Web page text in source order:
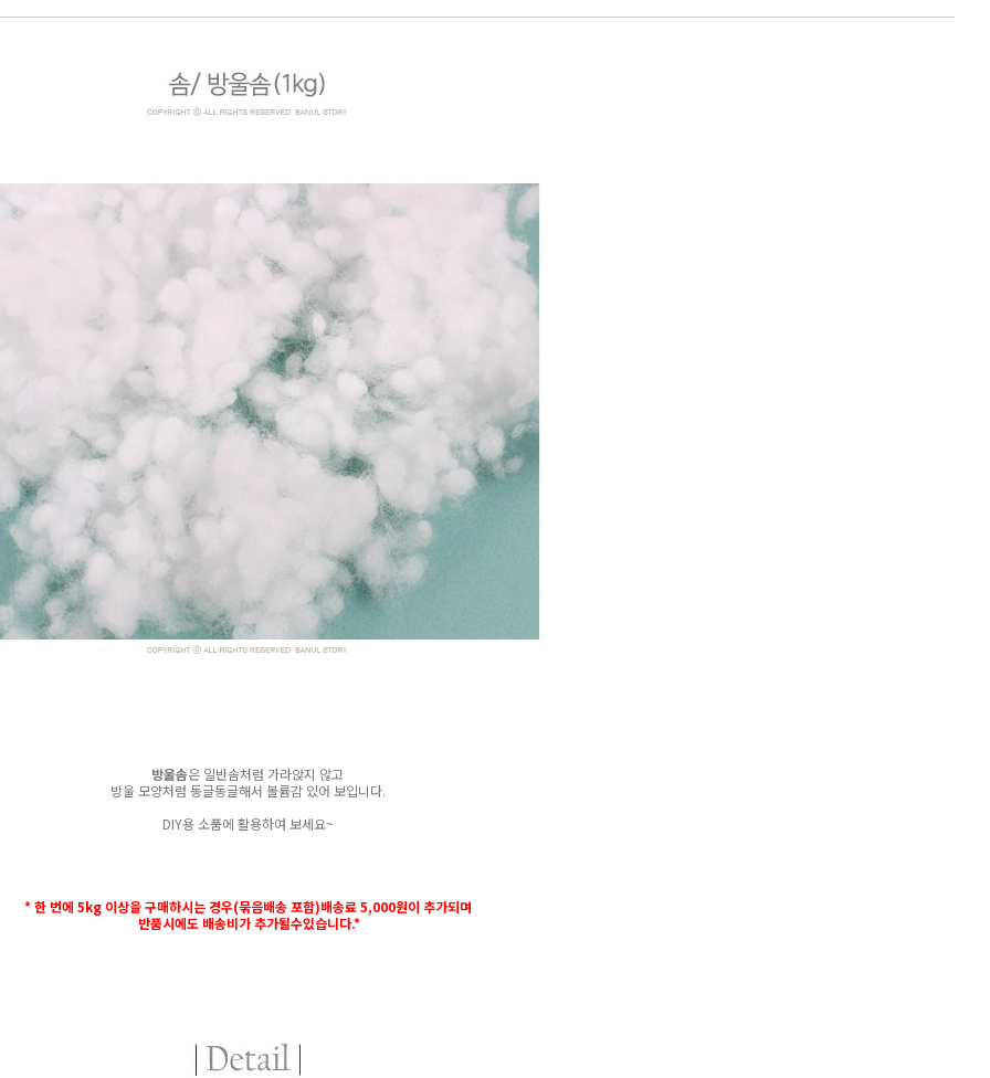
방울솜은 일반솜처럼 가라앉지 않고
방울 모양처럼 동글동글해서 볼륨감 있어 보입니다.
DIY용 소품에 활용하여 보세요~
* 한 번에 5kg 이상을 구매하시는 경우(묶음배송 포함)배송료 5,000원이 추가되며
반품시에도 배송비가 추가될수있습니다.*